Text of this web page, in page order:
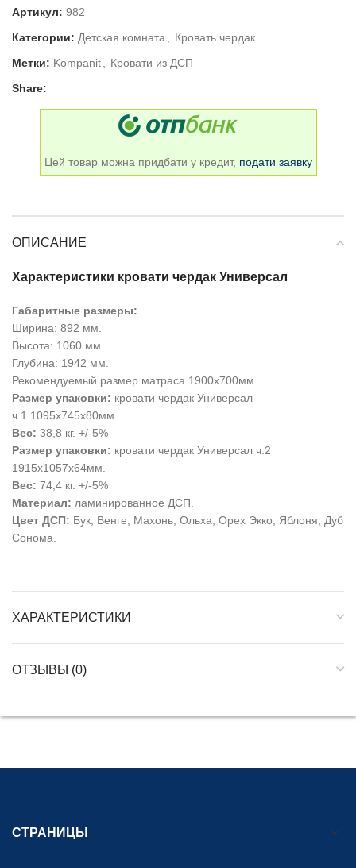
Артикул: 982
Категории: Детская комната, Кровать чердак
Метки: Kompanit, Кровати из ДСП
Share:
Цей товар можна придбати у кредит, подати заявку
ОПИСАНИЕ
Характеристики кровати чердак Универсал
Габаритные размеры:
Ширина: 892 мм.
Высота: 1060 мм.
Глубина: 1942 мм.
Рекомендуемый размер матраса 1900х700мм.
Размер упаковки: кровати чердак Универсал
ч.1 1095х745х80мм.
Вес: 38,8 кг. +/-5%
Размер упаковки: кровати чердак Универсал ч.2
1915х1057х64мм.
Вес: 74,4 кг. +/-5%
Материал: ламинированное ДСП.
Цвет ДСП: Бук, Венге, Махонь, Ольха, Орех Экко, Яблоня, Дуб
Сонома.
ХАРАКТЕРИСТИКИ
ОТЗЫВЫ (0)
СТРАНИЦЫ